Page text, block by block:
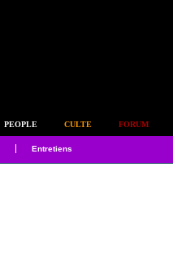
PEOPLE CULTE FORUM
Entretiens